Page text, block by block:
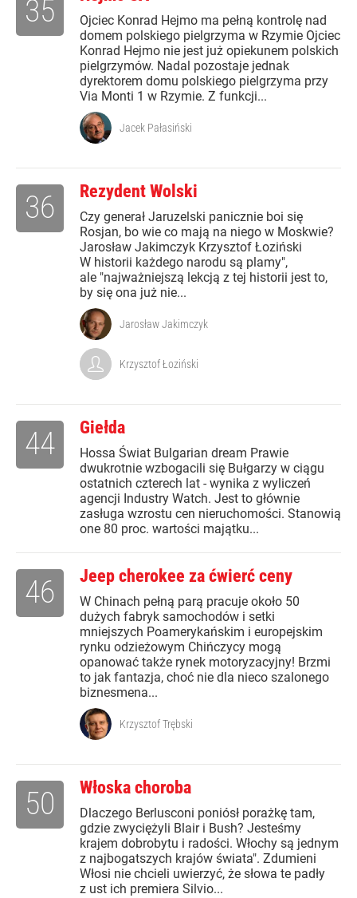
Ojciec Konrad Hejmo ma pełną kontrolę nad
domem polskiego pielgrzyma w Rzymie Ojciec
Konrad Hejmo nie jest już opiekunem polskich
pielgrzymów. Nadal pozostaje jednak
dyrektorem domu polskiego pielgrzyma przy
Via Monti 1 w Rzymie. Z funkcji...
35
Jacek Pałasiński
Rezydent Wolski
Czy generał Jaruzelski panicznie boi się
Rosjan, bo wie co mają na niego w Moskwie?
Jarosław Jakimczyk Krzysztof Łoziński
W historii każdego narodu są plamy",
ale "najważniejszą lekcją z tej historii jest to,
by się ona już nie...
36
Jarosław Jakimczyk
Krzysztof Łoziński
Giełda
Hossa Świat Bulgarian dream Prawie
dwukrotnie wzbogacili się Bułgarzy w ciągu
ostatnich czterech lat - wynika z wyliczeń
agencji Industry Watch. Jest to głównie
zasługa wzrostu cen nieruchomości. Stanowią
one 80 proc. wartości majątku...
44
Jeep cherokee za ćwierć ceny
W Chinach pełną parą pracuje około 50
dużych fabryk samochodów i setki
mniejszych Poamerykańskim i europejskim
rynku odzieżowym Chińczycy mogą
opanować także rynek motoryzacyjny! Brzmi
to jak fantazja, choć nie dla nieco szalonego
biznesmena...
46
Krzysztof Trębski
Włoska choroba
Dlaczego Berlusconi poniósł porażkę tam,
gdzie zwyciężyli Blair i Bush? Jesteśmy
krajem dobrobytu i radości. Włochy są jednym
z najbogatszych krajów świata". Zdumieni
Włosi nie chcieli uwierzyć, że słowa te padły
z ust ich premiera Silvio...
50